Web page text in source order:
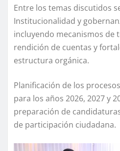
Entre los temas discutidos
Institucionalidad y
incluyendo mecanismos de
rendición de cuentas y
estructura orgánica.
Planificación de los
para los años 2026, 2027 y
preparación de
de participación ciudadana.